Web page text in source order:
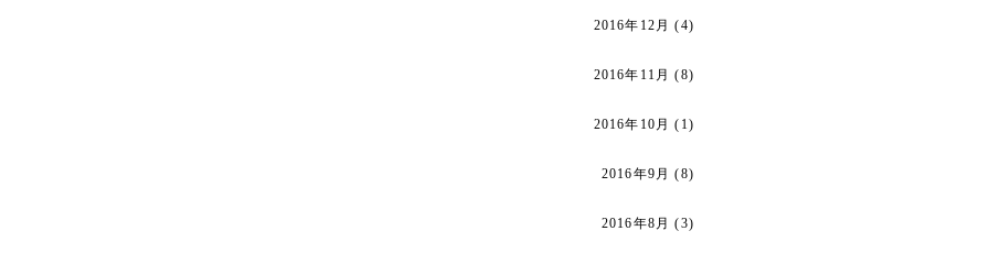
2016年12月 (4)
2016年11月 (8)
2016年10月 (1)
2016年9月 (8)
2016年8月 (3)